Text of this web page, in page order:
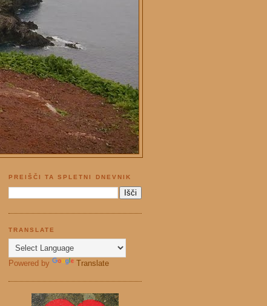
PREIŠČI TA SPLETNI DNEVNIK
TRANSLATE
Powered by Translate